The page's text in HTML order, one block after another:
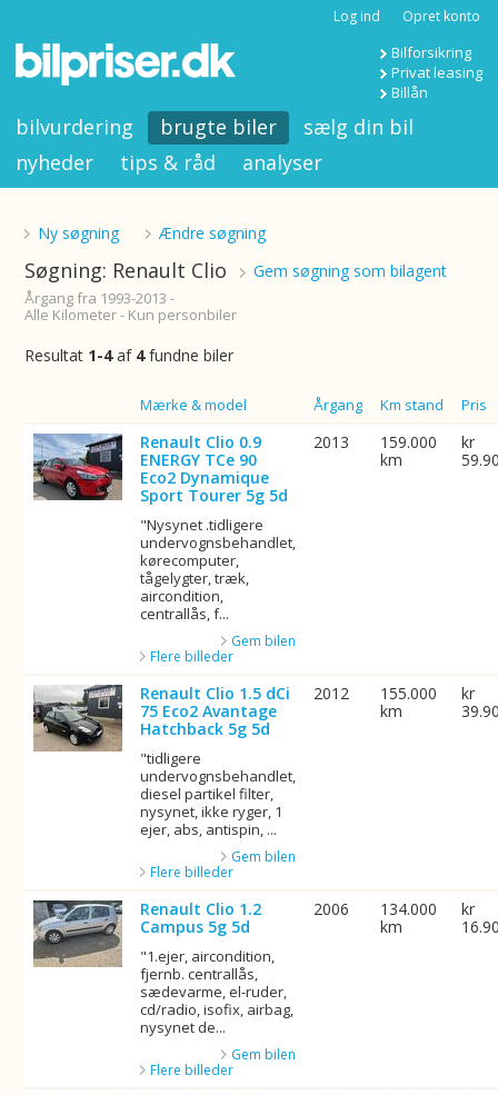
Log ind Opret konto
Bilforsikring
Privat leasing
Billån
bilvurdering brugte biler
sælg din bil
nyheder
tips & råd analyser
Ny søgning Ændre søgning
Søgning: Renault Clio Gem søgning som bilagent
Årgang fra 1993-2013 -
Alle Kilometer - Kun personbiler
Resultat 1-4af 4fundne biler
Mærke & model Årgang Km stand Pris
Renault Clio 0.9
ENERGY TCe 90
Eco2 Dynamique
Sport Tourer 5g 5d
"Nysynet .tidligere
undervognsbehandlet,
kørecomputer,
tågelygter, træk,
aircondition,
centrallås, f...
Gem bilen
Flere billeder
2013
159.000
km
kr
Renault Clio 1.5 dCi
75 Eco2 Avantage
Hatchback 5g 5d
"tidligere
undervognsbehandlet,
diesel partikel filter,
nysynet, ikke ryger, 1
ejer, abs, antispin, ...
Gem bilen
Flere billeder
2012
155.000
km
kr
Renault Clio 1.2
Campus 5g 5d
"1.ejer, aircondition,
fjernb. centrallås,
sædevarme, el-ruder,
cd/radio, isofix, airbag,
nysynet de...
Gem bilen
Flere billeder
2006
134.000
km
kr